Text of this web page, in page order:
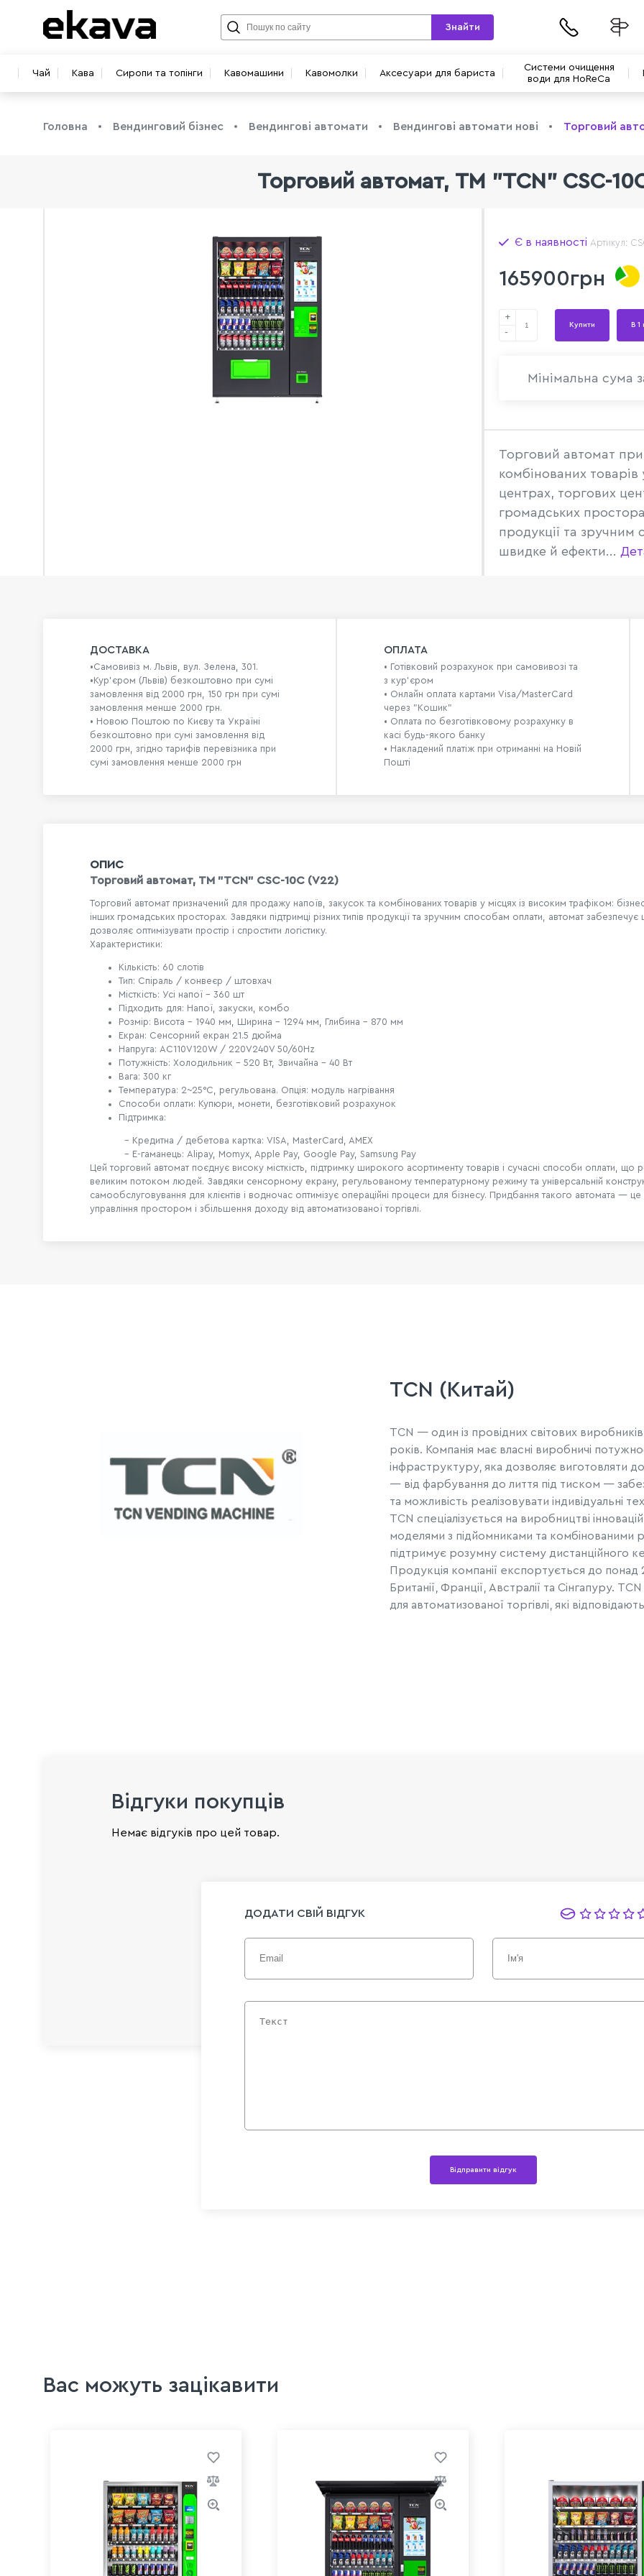
Чай Кава Сиропи та топінги Кавомашини Кавомолки Аксесуари для бариста
Системи очищення
води для HoReCa
Знайти
Головна Вендинговий бізнес Вендингові автомати Вендингові автомати нові Торговий
Торговий автомат, ТМ "TCN" CSC-
Є в наявності Артикул:
165900грн
+
-
Купити В 1
Мінімальна сума
Торговий автомат
комбінованих товарів
центрах, торгових
громадських
продукції та зручним
швидке й ефекти...
ДОСТАВКА
•Самовивіз м. Львів, вул. Зелена, 301.
•Кур'єром (Львів) безкоштовно при сумі
замовлення від 2000 грн, 150 грн при сумі
замовлення менше 2000 грн.
• Новою Поштою по Києву та Україні
безкоштовно при сумі замовлення від
2000 грн, згідно тарифів перевізника при
сумі замовлення менше 2000 грн
ОПЛАТА
• Готівковий розрахунок при самовивозі та
з кур’єром
• Онлайн оплата картами Visa/MasterCard
через "Кошик"
• Оплата по безготівковому розрахунку в
касі будь-якого банку
• Накладений платіж при отриманні на Новій
Пошті
ОПИС
Торговий автомат, ТМ "TCN" CSC-10C (V22)
Торговий автомат призначений для продажу напоїв, закусок та комбінованих товарів у місцях із високим трафіком:
інших громадських просторах. Завдяки підтримці різних типів продукції та зручним способам оплати, автомат
дозволяє оптимізувати простір і спростити логістику.
Характеристики:
Кількість: 60 слотів
Тип: Спіраль / конвеєр / штовхач
Місткість: Усі напої – 360 шт
Підходить для: Напої, закуски, комбо
Розмір: Висота – 1940 мм, Ширина – 1294 мм, Глибина – 870 мм
Екран: Сенсорний екран 21.5 дюйма
Напруга: AC110V120W / 220V240V 50/60Hz
Потужність: Холодильник – 520 Вт, Звичайна – 40 Вт
Вага: 300 кг
Температура: 2~25°C, регульована. Опція: модуль нагрівання
Способи оплати: Купюри, монети, безготівковий розрахунок
Підтримка:
- Кредитна / дебетова картка: VISA, MasterCard, AMEX
- Е-гаманець: Alipay, Momyx, Apple Pay, Google Pay, Samsung Pay
Цей торговий автомат поєднує високу місткість, підтримку широкого асортименту товарів і сучасні способи оплати, що
великим потоком людей. Завдяки сенсорному екрану, регульованому температурному режиму та універсальній
самообслуговування для клієнтів і водночас оптимізує операційні процеси для бізнесу. Придбання такого автомата — це
управління простором і збільшення доходу від автоматизованої торгівлі.
TCN (Китай)
TCN — один із провідних світових
років. Компанія має власні виробничі
інфраструктуру, яка дозволяє виготовляти до
— від фарбування до лиття під тиском —
та можливість реалізовувати індивідуальні
TCN спеціалізується на виробництві
моделями з підйомниками та комбінованими
підтримує розумну систему дистанційного
Продукція компанії експортується до
Британії, Франції, Австралії та Сінгапуру.
для автоматизованої торгівлі, які
Відгуки покупців
Немає відгуків про цей товар.
ДОДАТИ СВІЙ ВІДГУК
Відправити відгук
Вас можуть зацікавити